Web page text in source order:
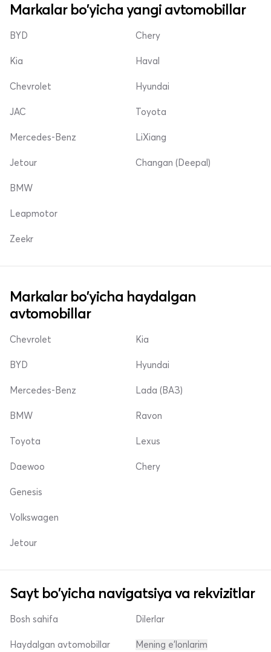
Markalar bo'yicha yangi avtomobillar
BYD
Kia
Chevrolet
Chery
Haval
Hyundai
JAC
Mercedes-Benz
Jetour
Toyota
LiXiang
Changan (Deepal)
BMW
Leapmotor
Zeekr
Markalar bo'yicha haydalgan
avtomobillar
Chevrolet
BYD
Mercedes-Benz
Kia
Hyundai
Lada (ВАЗ)
BMW
Toyota
Daewoo
Ravon
Lexus
Chery
Genesis
Volkswagen
Jetour
Sayt bo'yicha navigatsiya va rekvizitlar
Bosh sahifa
Haydalgan avtomobillar
Dilerlar
Mening e'lonlarim